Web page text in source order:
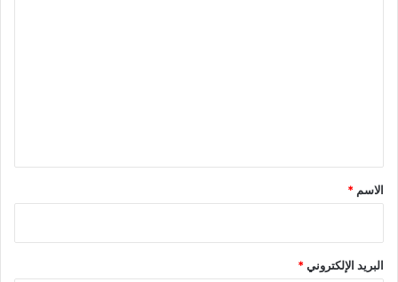
*
الاسم *
البريد الإلكتروني*